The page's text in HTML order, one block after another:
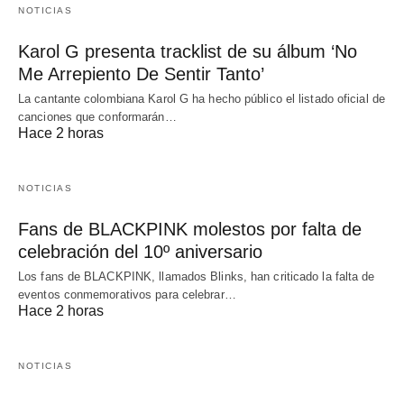
NOTICIAS
Karol G presenta tracklist de su álbum ‘No
Me Arrepiento De Sentir Tanto’
La cantante colombiana Karol G ha hecho público el listado oficial de
canciones que conformarán…
Hace 2 horas
NOTICIAS
Fans de BLACKPINK molestos por falta de
celebración del 10º aniversario
Los fans de BLACKPINK, llamados Blinks, han criticado la falta de
eventos conmemorativos para celebrar…
Hace 2 horas
NOTICIAS